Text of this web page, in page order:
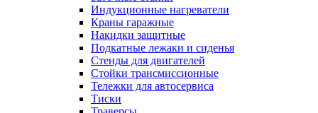
Индукционные нагреватели
Краны гаражные
Накидки защитные
Подкатные лежаки и сиденья
Стенды для двигателей
Стойки трансмиссионные
Тележки для автосервиса
Тиски